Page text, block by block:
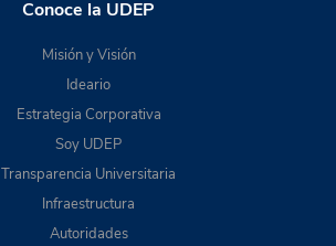
Conoce la UDEP
Misión y Visión
Ideario
Estrategia Corporativa
Soy UDEP
Transparencia Universitaria
Infraestructura
Autoridades